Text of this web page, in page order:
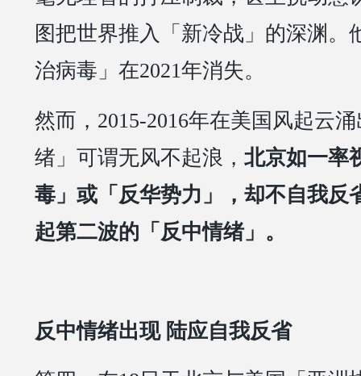
图把世界推入「新冷战」的深渊。
治病毒」在2021年消失。
然而，2015-2016年在美国风起云
绪」可谓无风不起浪， 北京如一率
毒」或「反华势力」，却不自我反
起第二波的「反中情绪」。
反中情绪出现 陆应自我反省